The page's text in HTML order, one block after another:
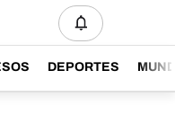
DEPORTES